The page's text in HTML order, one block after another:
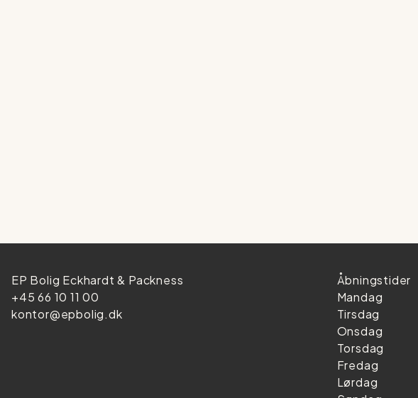
EP Bolig Eckhardt & Packness
+45 66 10 11 00
kontor@epbolig.dk
Åbningstider
Mandag
Tirsdag
Onsdag
Torsdag
Fredag
Lørdag